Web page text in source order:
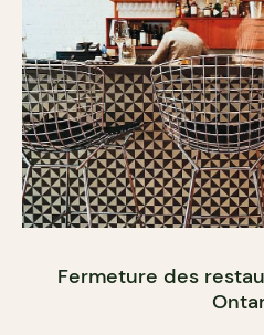
Fermeture des